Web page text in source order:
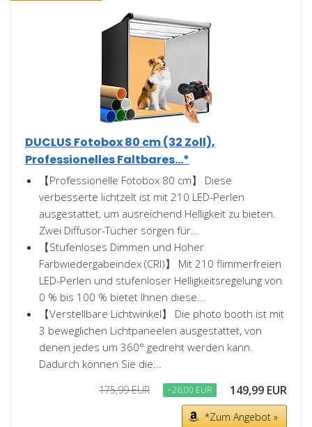
DUCLUS Fotobox 80 cm (32 Zoll),
Professionelles Faltbares...*
【Professionelle Fotobox 80 cm】 Diese
verbesserte lichtzelt ist mit 210 LED-Perlen
ausgestattet, um ausreichend Helligkeit zu bieten.
Zwei Diffusor-Tücher sorgen für...
【Stufenloses Dimmen und Hoher
Farbwiedergabeindex (CRI)】 Mit 210 flimmerfreien
LED-Perlen und stufenloser Helligkeitsregelung von
0 % bis 100 % bietet Ihnen diese...
【Verstellbare Lichtwinkel】 Die photo booth ist mit
3 beweglichen Lichtpaneelen ausgestattet, von
denen jedes um 360° gedreht werden kann.
Dadurch können Sie die...
175,99 EUR −26,00 EUR 149,99 EUR
*Zum Angebot »